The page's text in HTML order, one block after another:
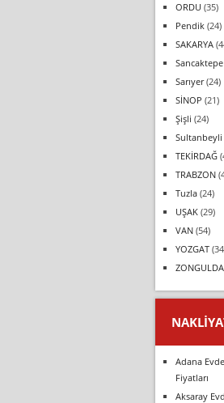
ORDU (35)
Pendik (24)
SAKARYA
Sancaktepe
Sarıyer(24)
SİNOP (21)
Şişli (24)
Sultanbeyli
TEKİRDAĞ
TRABZON
Tuzla (24)
UŞAK (29)
VAN (54)
YOZGAT
Adana
Fiyatları
Aksaray